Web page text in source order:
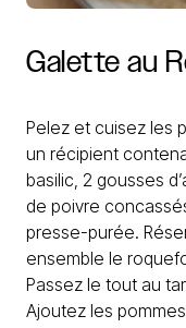
Galette au
Pelez et cuisez les
un récipient
basilic, 2 gousses
de poivre
presse-purée.
ensemble le
Passez le tout au
Ajoutez les